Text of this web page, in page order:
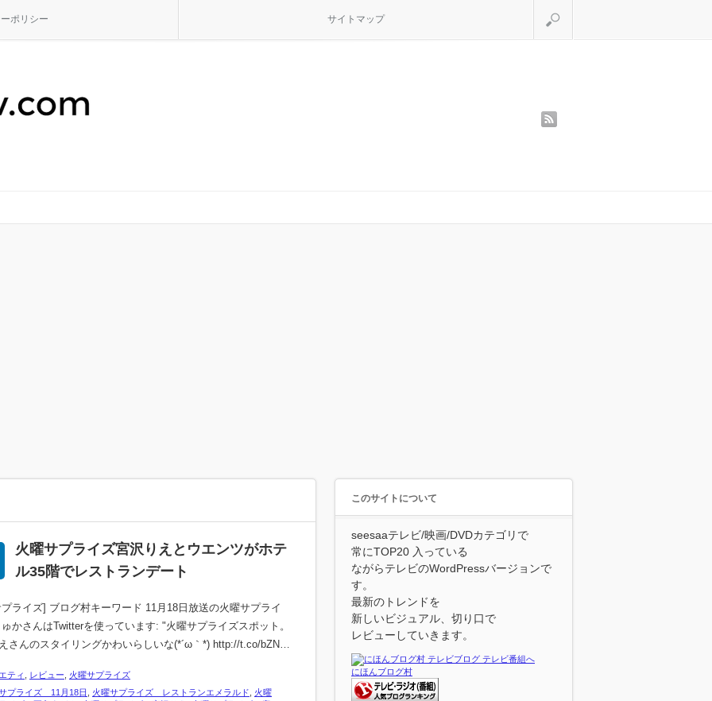
ポリシー サイトマップ
火曜サプライズ宮沢りえとウエンツがホテ
ル35階でレストランデート
プライズ] ブログ村キーワード 11月18日放送の火曜サプライ
かさんはTwitterを使っています: "火曜サプライズスポット。
さんのスタイリングかわいらしいな(*´ω｀*) http://t.co/bZN…
ティ レビュー
火曜サプライズ
プライズ 11月18日
火曜サプライズ レストランエメラルド
火曜
このサイトについて
seesaaテレビ/映画/DVDカテゴリで
常にTOP20 入っている
ながらテレビのWordPressバージョンで
す。
最新のトレンドを
新しいビジュアル、切り口で
レビューしていきます。
にほんブログ村